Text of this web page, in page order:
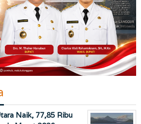
Naik, 77,85 Ribu